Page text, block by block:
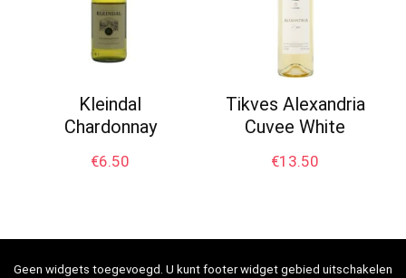
Kleindal
Chardonnay
€6.50
Tikves Alexandria
Cuvee White
€13.50
Geen widgets toegevoegd. U kunt footer widget gebied uitschakelen